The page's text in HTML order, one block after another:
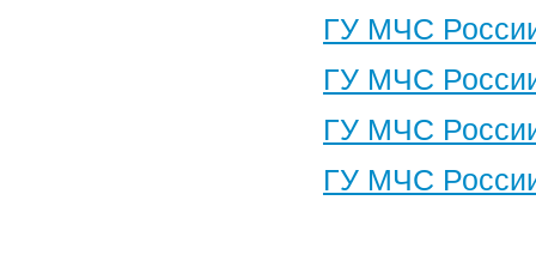
ГУ МЧС
ГУ МЧС
ГУ МЧС
ГУ МЧС